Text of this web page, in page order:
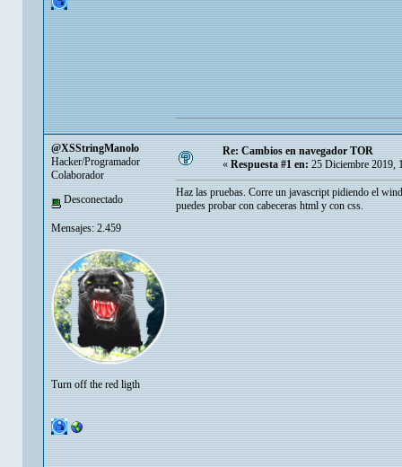
@XSStringManolo
Hacker/Programador
Colaborador
Desconectado
Mensajes: 2.459
Turn off the red ligth
Re: Cambios en navegador TOR
« Respuesta #1 en: 25 Diciembre 2019,
Haz las pruebas. Corre un javascript pidiendo el
puedes probar con cabeceras html y con css.